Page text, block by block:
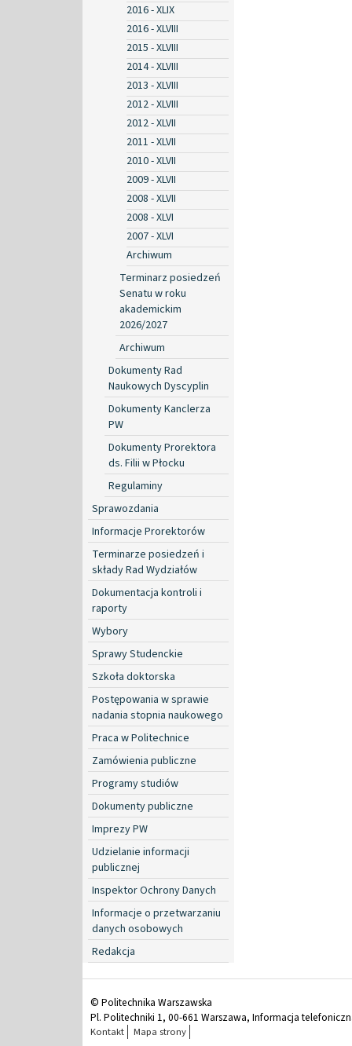
2016 - XLIX
2016 - XLVIII
2015 - XLVIII
2014 - XLVIII
2013 - XLVIII
2012 - XLVIII
2012 - XLVII
2011 - XLVII
2010 - XLVII
2009 - XLVII
2008 - XLVII
2008 - XLVI
2007 - XLVI
Archiwum
Terminarz posiedzeń
Senatu w roku
akademickim
2026/2027
Archiwum
Dokumenty Rad
Naukowych Dyscyplin
Dokumenty Kanclerza
PW
Dokumenty Prorektora
ds. Filii w Płocku
Regulaminy
Sprawozdania
Informacje Prorektorów
Terminarze posiedzeń i
składy Rad Wydziałów
Dokumentacja kontroli i
raporty
Wybory
Sprawy Studenckie
Szkoła doktorska
Postępowania w sprawie
nadania stopnia naukowego
Praca w Politechnice
Zamówienia publiczne
Programy studiów
Dokumenty publiczne
Imprezy PW
Udzielanie informacji
publicznej
Inspektor Ochrony Danych
Informacje o przetwarzaniu
danych osobowych
Redakcja
© Politechnika Warszawska
Pl. Politechniki 1, 00-661 Warszawa, Informacja
Kontakt Mapa strony